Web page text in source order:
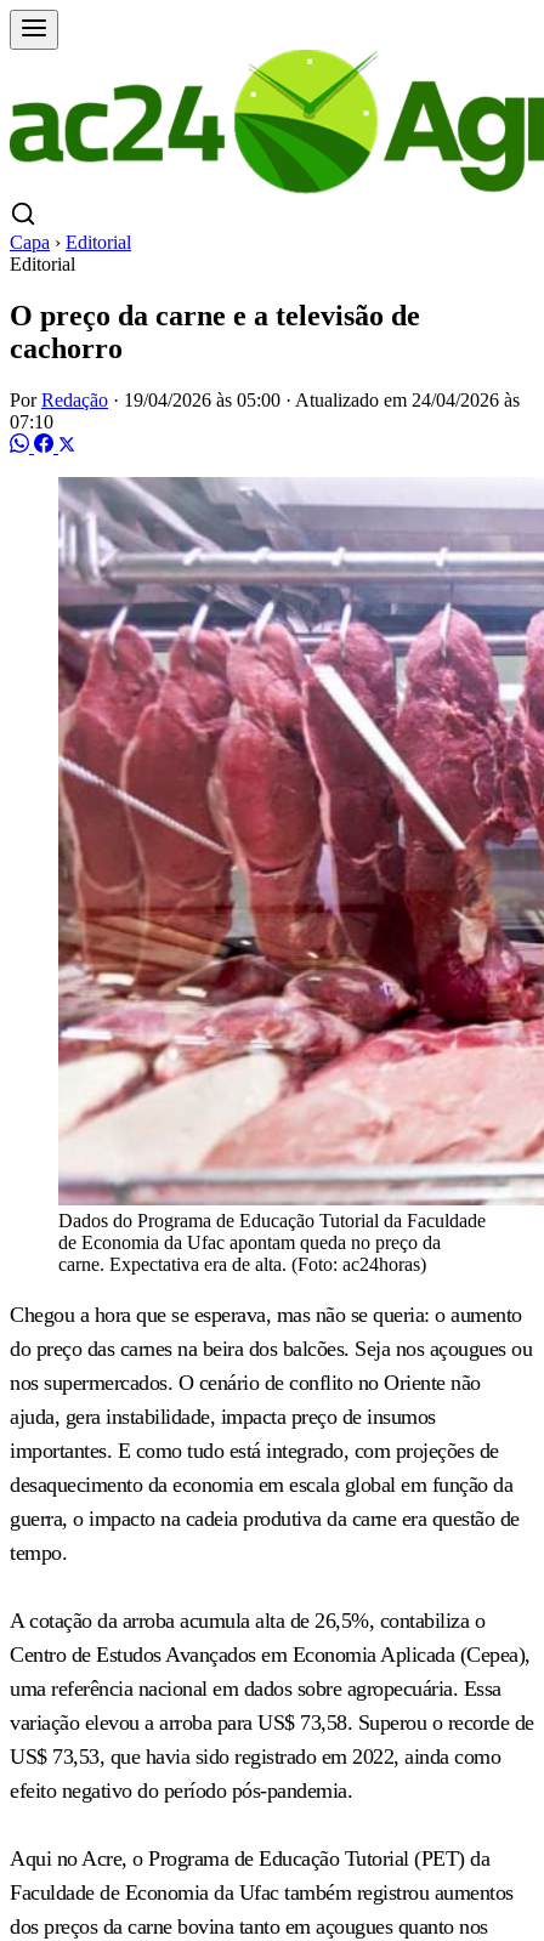
Capa › Editorial
Editorial
O preço da carne e a televisão de
cachorro
PorRedação · 19/04/2026 às 05:00 · Atualizado em 24/04/2026 às
07:10
Dados do Programa de Educação Tutorial da Faculdade
de Economia da Ufac apontam queda no preço da
carne. Expectativa era de alta. (Foto: ac24horas)
Chegou a hora que se esperava, mas não se queria: o aumento
do preço das carnes na beira dos balcões. Seja nos açougues ou
nos supermercados. O cenário de conflito no Oriente não
ajuda, gera instabilidade, impacta preço de insumos
importantes. E como tudo está integrado, com projeções de
desaquecimento da economia em escala global em função da
guerra, o impacto na cadeia produtiva da carne era questão de
tempo.
A cotação da arroba acumula alta de 26,5%, contabiliza o
Centro de Estudos Avançados em Economia Aplicada (Cepea),
uma referência nacional em dados sobre agropecuária. Essa
variação elevou a arroba para US$ 73,58. Superou o recorde de
US$ 73,53, que havia sido registrado em 2022, ainda como
efeito negativo do período pós-pandemia.
Aqui no Acre, o Programa de Educação Tutorial (PET) da
Faculdade de Economia da Ufac também registrou aumentos
dos preços da carne bovina tanto em açougues quanto nos